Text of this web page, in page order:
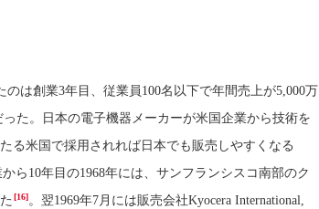
は創業3年目、従業員100名以下で年間売上が5,000万
った。日本の電子機器メーカーが米国企業から技術を
る米国で採用されれば日本でも販売しやすくなる
ら10年目の1968年には、サンフランシスコ南部のク
[16]。翌1969年7月には販売会社Kyocera International,